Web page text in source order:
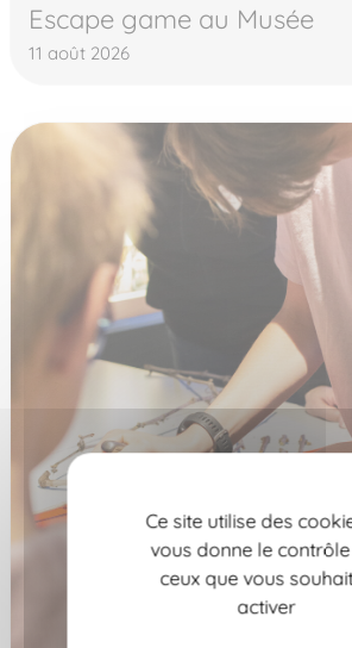
Escape game au Musée
11 août 2026
Ce site utilise des
vous donne le
ceux que vous
activer